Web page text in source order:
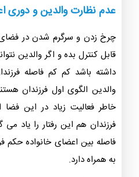
عدم نظارت والدین و دوری
چرخ زدن و سرگرم شدن در فضای
قابل کنترل بده و اگر والدین
داشته باشد کم کم فاصله
والدین الگوی اول فرزندان
خاطر فعالیت زیاد در این
فرزندان هم این رفتار را یاد
فاصله بین اعضای خانواده حکم
به همراه دارد.